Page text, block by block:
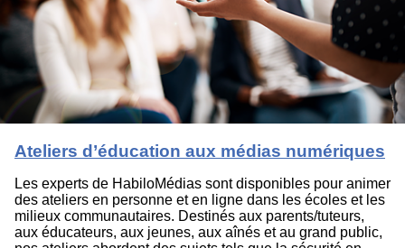
Ateliers d’éducation aux médias numériques
Les experts de HabiloMédias sont disponibles pour animer
des ateliers en personne et en ligne dans les écoles et les
milieux communautaires. Destinés aux parents/tuteurs,
aux éducateurs, aux jeunes, aux aînés et au grand public,